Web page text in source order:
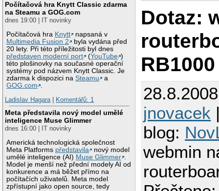
Počítačová hra Knytt Classic zdarma
na Steamu a GOG.com
dnes 19:00 | IT novinky
Počítačová hra Knytt
napsaná v
Multimedia Fusion 2
byla vydána před
20 lety. Při této příležitosti byl dnes
představen moderní port
(YouTube )
této plošinovky na současné operační
systémy pod názvem Knytt Classic. Je
zdarma k dispozici naSteamu
a
GOG.com
Ladislav Hagara| Komentářů: 1
Meta představila nový model umělé
inteligence Muse Glimmer
dnes 16:00 | IT novinky
Americká technologická společnost
Meta Platforms představila
nový model
umělé inteligence (AI) Muse Glimmer
Model je menší než přední modely AI od
konkurence a má běžet přímo na
počítačích uživatelů. Meta model
zpřístupní jako open source, tedy
Dotaz:
RB1000
jnovacek
blog:
webmin